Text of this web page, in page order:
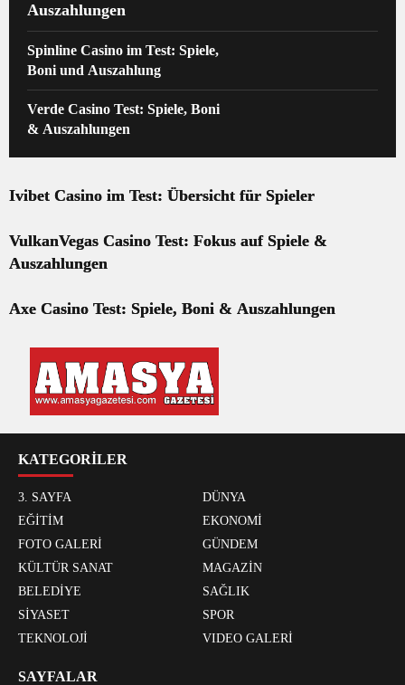
Auszahlungen
Spinline Casino im Test: Spiele,
Boni und Auszahlung
Verde Casino Test: Spiele, Boni
& Auszahlungen
Ivibet Casino im Test: Übersicht für Spieler
VulkanVegas Casino Test: Fokus auf Spiele &
Auszahlungen
Axe Casino Test: Spiele, Boni & Auszahlungen
KATEGORİLER
3. SAYFA
DÜNYA
EĞİTİM
EKONOMİ
FOTO GALERİ
GÜNDEM
KÜLTÜR SANAT
MAGAZİN
BELEDİYE
SAĞLIK
SİYASET
SPOR
TEKNOLOJİ
VIDEO GALERİ
SAYFALAR